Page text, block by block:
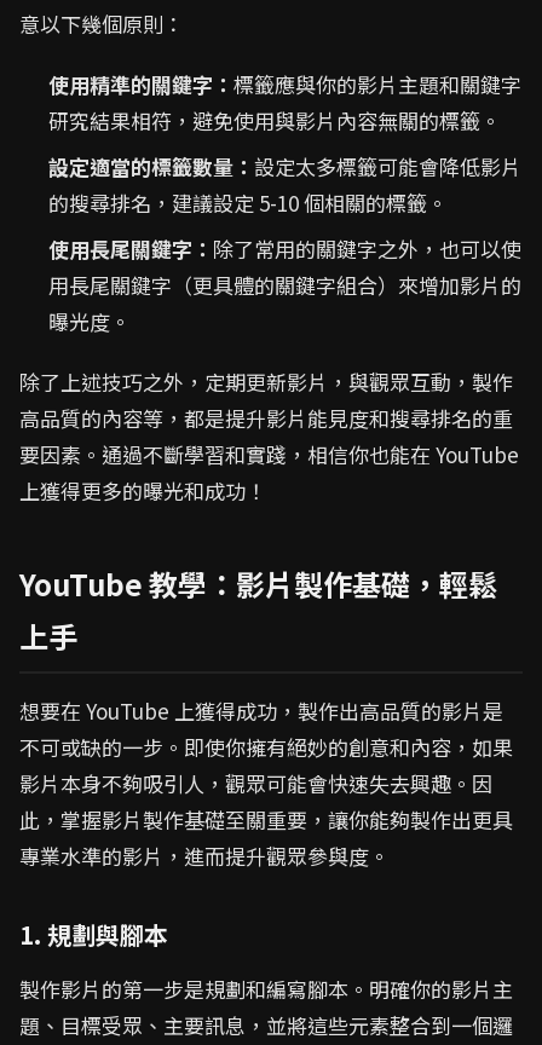
意以下幾個原則：
使用精準的關鍵字： 標籤應與你的影片主題和關鍵字
研究結果相符，避免使用與影片內容無關的標籤。
設定適當的標籤數量： 設定太多標籤可能會降低影片
的搜尋排名，建議設定 5-10 個相關的標籤。
使用長尾關鍵字： 除了常用的關鍵字之外，也可以使
用長尾關鍵字（更具體的關鍵字組合）來增加影片的
曝光度。
除了上述技巧之外，定期更新影片，與觀眾互動，製作
高品質的內容等，都是提升影片能見度和搜尋排名的重
要因素。通過不斷學習和實踐，相信你也能在 YouTube
上獲得更多的曝光和成功！
YouTube 教學：影片製作基礎，輕鬆
上手
想要在 YouTube 上獲得成功，製作出高品質的影片是
不可或缺的一步。即使你擁有絕妙的創意和內容，如果
影片本身不夠吸引人，觀眾可能會快速失去興趣。因
此，掌握影片製作基礎至關重要，讓你能夠製作出更具
專業水準的影片，進而提升觀眾參與度。
1. 規劃與腳本
製作影片的第一步是規劃和編寫腳本。明確你的影片主
題、目標受眾、主要訊息，並將這些元素整合到一個邏